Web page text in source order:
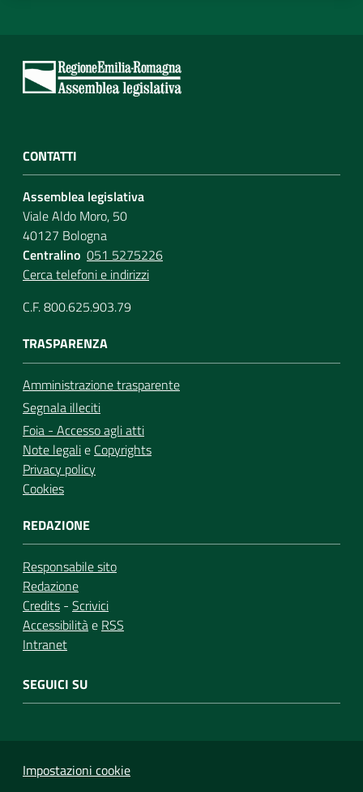
CONTATTI
Assemblea legislativa
Viale Aldo Moro, 50
40127 Bologna
Centralino 051 5275226
Cerca telefoni e indirizzi
C.F. 800.625.903.79
TRASPARENZA
Amministrazione trasparente
Segnala illeciti
Foia - Accesso agli atti
Note legalie Copyrights
Privacy policy
Cookies
REDAZIONE
Responsabile sito
Redazione
Credits - Scrivici
Accessibilitàe RSS
Intranet
SEGUICI SU
Impostazioni cookie